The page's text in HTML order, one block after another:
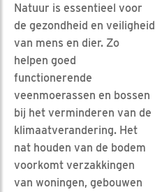
Natuur is essentieel voor
de gezondheid en veiligheid
van mens en dier. Zo
helpen goed
functionerende
veenmoerassen en bossen
bij het verminderen van de
klimaatverandering. Het
nat houden van de bodem
voorkomt verzakkingen
van woningen, gebouwen